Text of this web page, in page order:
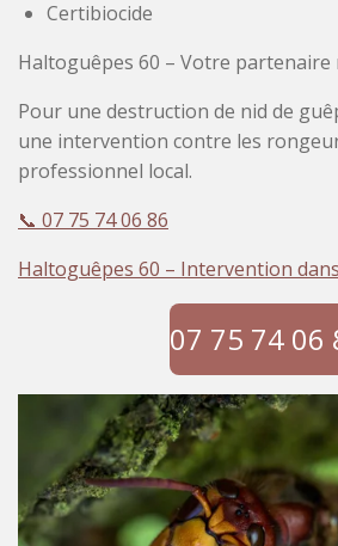
Certibiocide
Haltoguêpes 60 – Votre partenaire
Pour une destruction de nid de
une intervention contre les
professionnel local.
📞 07 75 74 06 86
Haltoguêpes 60 – Intervention dans
07 75 74 06